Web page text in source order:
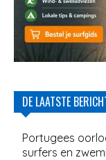
DE LAATSTE
Portugees
surfers en